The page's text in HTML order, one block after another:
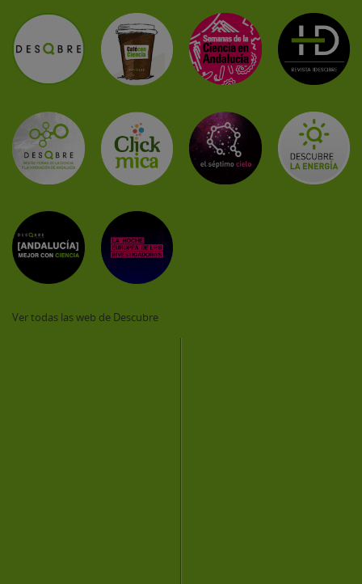
Ver todas las web de Descubre